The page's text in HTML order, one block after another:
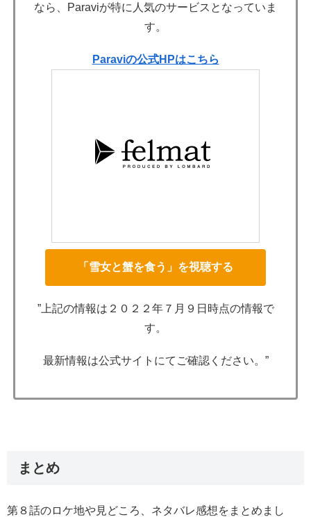
なら、Paraviが特に人気のサービスとなっていま
す。
Paraviの公式HPはこちら
「雪女と蟹を食う」を視聴する
”上記の情報は２０２２年７月９日時点の情報で
す。
最新情報は公式サイトにてご確認ください。”
まとめ
第８話のロケ地や見どころ、ネタバレ感想をまとめまし